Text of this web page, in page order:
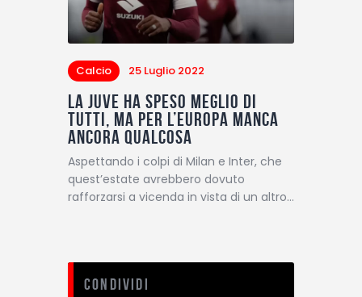
Calcio 25 Luglio 2022
La Juve ha speso meglio di
tutti, ma per l’Europa manca
ancora qualcosa
Aspettando i colpi di Milan e Inter, che
quest’estate avrebbero dovuto
rafforzarsi a vicenda in vista di un altro…
Condividi